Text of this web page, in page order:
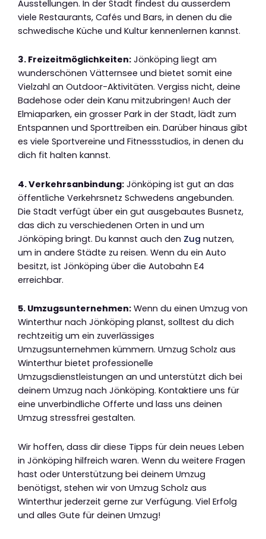
Ausstellungen. In der Stadt findest du ausserdem
viele Restaurants, Cafés und Bars, in denen du die
schwedische Küche und Kultur kennenlernen kannst.
3. Freizeitmöglichkeiten: Jönköping liegt am
wunderschönen Vätternsee und bietet somit eine
Vielzahl an Outdoor-Aktivitäten. Vergiss nicht, deine
Badehose oder dein Kanu mitzubringen! Auch der
Elmiaparken, ein grosser Park in der Stadt, lädt zum
Entspannen und Sporttreiben ein. Darüber hinaus gibt
es viele Sportvereine und Fitnessstudios, in denen du
dich fit halten kannst.
4. Verkehrsanbindung: Jönköping ist gut an das
öffentliche Verkehrsnetz Schwedens angebunden.
Die Stadt verfügt über ein gut ausgebautes Busnetz,
das dich zu verschiedenen Orten in und um
Jönköping bringt. Du kannst auch den Zug nutzen,
um in andere Städte zu reisen. Wenn du ein Auto
besitzt, ist Jönköping über die Autobahn E4
erreichbar.
5. Umzugsunternehmen: Wenn du einen Umzug von
Winterthur nach Jönköping planst, solltest du dich
rechtzeitig um ein zuverlässiges
Umzugsunternehmen kümmern. Umzug Scholz aus
Winterthur bietet professionelle
Umzugsdienstleistungen an und unterstützt dich bei
deinem Umzug nach Jönköping. Kontaktiere uns für
eine unverbindliche Offerte und lass uns deinen
Umzug stressfrei gestalten.
Wir hoffen, dass dir diese Tipps für dein neues Leben
in Jönköping hilfreich waren. Wenn du weitere Fragen
hast oder Unterstützung bei deinem Umzug
benötigst, stehen wir von Umzug Scholz aus
Winterthur jederzeit gerne zur Verfügung. Viel Erfolg
und alles Gute für deinen Umzug!